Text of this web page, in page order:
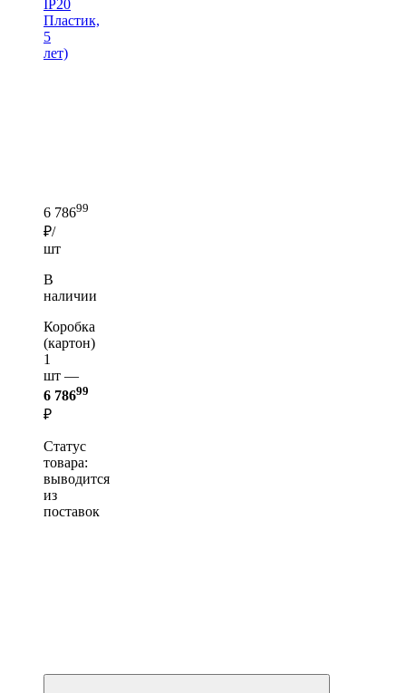
IP20
Пластик,
5
лет)
6 78699
₽/
шт
В
наличии
Коробка
(картон)
1
шт —
6 78699
₽
Статус
товара:
выводится
из
поставок